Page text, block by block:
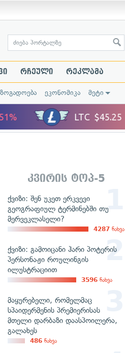
რჩეული რეკლამა
ეკონომიკა მეტი
კვირის ტოპ-5
ქვიზი: შენ უკეთ ერკვევი
გეოგრაფიულ ტერმინებში თუ
მერვეკლასელი?
4287 ნახვა
ქვიზი: გამოიცანი ჰარი პოტერის
პერსონაჟი როულინგის
ილუსტრაციით
3596 ნახვა
მაყურებელი, რომელმაც
სპაიდერმენის პრემიერისას
მთელი დარბაზი დაასპოილერა,
გალახეს
486 ნახვა